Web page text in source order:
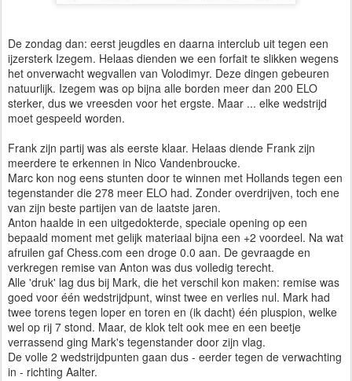
De zondag dan: eerst jeugdles en daarna interclub uit tegen een
ijzersterk Izegem. Helaas dienden we een forfait te slikken wegens
het onverwacht wegvallen van Volodimyr. Deze dingen gebeuren
natuurlijk. Izegem was op bijna alle borden meer dan 200 ELO
sterker, dus we vreesden voor het ergste. Maar ... elke wedstrijd
moet gespeeld worden.
Frank zijn partij was als eerste klaar. Helaas diende Frank zijn
meerdere te erkennen in Nico Vandenbroucke.
Marc kon nog eens stunten door te winnen met Hollands tegen een
tegenstander die 278 meer ELO had. Zonder overdrijven, toch ene
van zijn beste partijen van de laatste jaren.
Anton haalde in een uitgedokterde, speciale opening op een
bepaald moment met gelijk materiaal bijna een +2 voordeel. Na wat
afruilen gaf Chess.com een droge 0.0 aan. De gevraagde en
verkregen remise van Anton was dus volledig terecht.
Alle 'druk' lag dus bij Mark, die het verschil kon maken: remise was
goed voor één wedstrijdpunt, winst twee en verlies nul. Mark had
twee torens tegen loper en toren en (ik dacht) één pluspion, welke
wel op rij 7 stond. Maar, de klok telt ook mee en een beetje
verrassend ging Mark's tegenstander door zijn vlag.
De volle 2 wedstrijdpunten gaan dus - eerder tegen de verwachting
in - richting Aalter.